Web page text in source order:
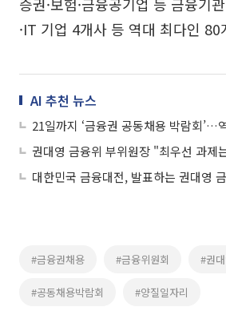
·IT 기업 4개사 등 역대 최다인
AI 추천 뉴스
권대영 금융위 부위원장 "최우선 과제
대한민국 금융대전, 발표하는 권대영
#금융권채용 #금융위원회 #권
#공동채용박람회 #양질일자리